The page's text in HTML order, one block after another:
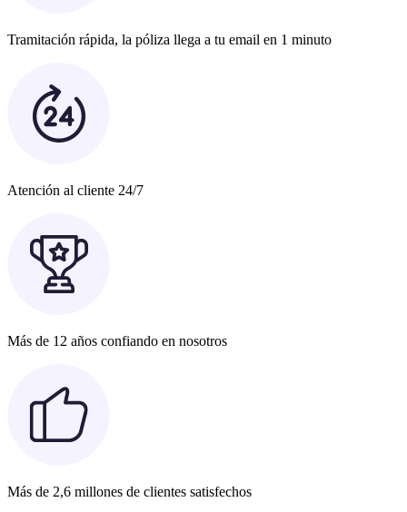
Tramitación rápida, la póliza llega a tu email en 1 minuto
Atención al cliente 24/7
Más de 12 años confiando en nosotros
Más de 2,6 millones de clientes satisfechos